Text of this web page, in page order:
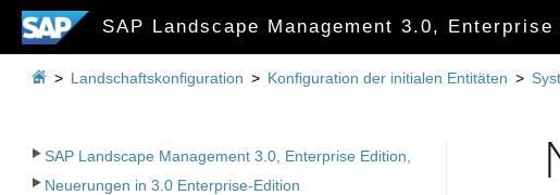
SAP Landscape Management 3.0, Enterprise
SAP Landscape Management 3.0, Enterprise Edition,
Neuerungen in 3.0 Enterprise-Edition
 > Landschaftskonfiguration > Konfiguration der initialen Entitäten >